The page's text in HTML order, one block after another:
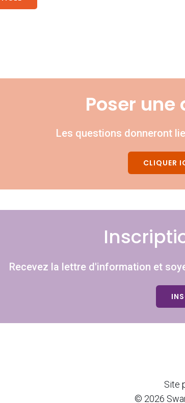
Poser
Les questions donneront
CLIQUER
Recevez la lettre d'information et
Site
© 2026